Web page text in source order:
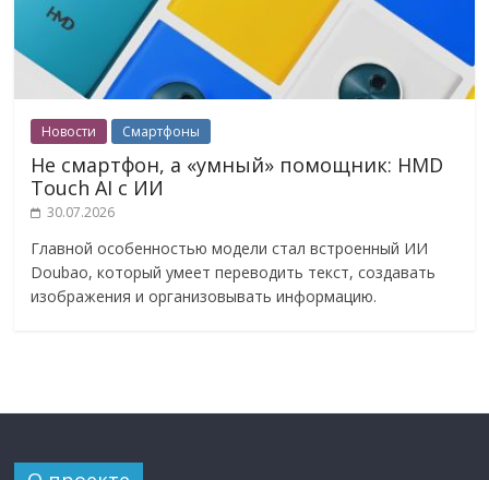
Новости Смартфоны
Не смартфон, а «умный» помощник: HMD
Touch AI с ИИ
30.07.2026
Главной особенностью модели стал встроенный ИИ
Doubao, который умеет переводить текст, создавать
изображения и организовывать информацию.